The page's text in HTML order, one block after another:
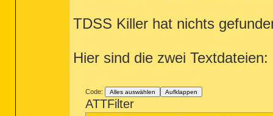
TDSS Killer hat nichts
Hier sind die zwei Textdateien:
Code: Alles auswählen Aufklappen
ATTFilter